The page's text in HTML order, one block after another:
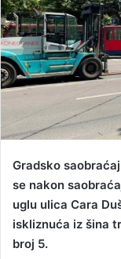
n
e
m
a
l
Gradsko
se nakon
uglu ulica Cara
iskliznuća iz šina
broj 5.